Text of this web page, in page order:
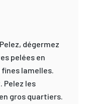
dégermez
pelées en
lamelles.
Pelez les
gros quartiers.